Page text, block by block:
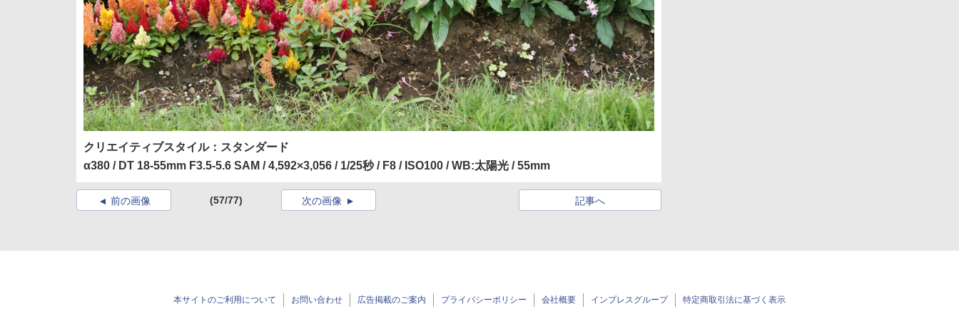
クリエイティブスタイル：スタンダード
α380 / DT 18-55mm F3.5-5.6 SAM / 4,592×3,056 / 1/25秒 / F8 / ISO100 / WB:太陽光 / 55mm
前の画像 (57/77) 記事へ
次の画像
本サイトのご利用について お問い合わせ 広告掲載のご案内 プライバシーポリシー 会社概要 インプレスグループ 特定商取引法に基づく表示